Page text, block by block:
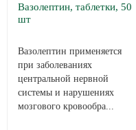
Вазолептин, таблетки, 50
шт
Вазолептин применяется
при заболеваниях
центральной нервной
системы и нарушениях
мозгового кровообра...